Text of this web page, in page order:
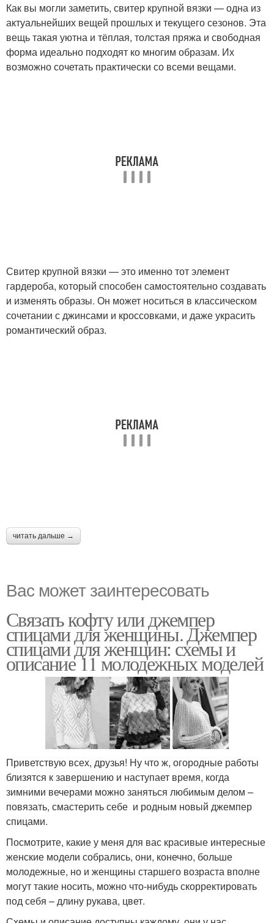
Как вы могли заметить, свитер крупной вязки — одна из
актуальнейших вещей прошлых и текущего сезонов. Эта
вещь такая уютна и тёплая, толстая пряжа и свободная
форма идеально подходят ко многим образам. Их
возможно сочетать практически со всеми вещами.
Свитер крупной вязки — это именно тот элемент
гардероба, который способен самостоятельно создавать
и изменять образы. Он может носиться в классическом
сочетании с джинсами и кроссовками, и даже украсить
романтический образ.
читать дальше →
Вас может заинтересовать
Связать кофту или джемпер
спицами для женщины. Джемпер
спицами для женщин: схемы и
описание 11 молодежных моделей
Приветствую всех, друзья! Ну что ж, огородные работы
близятся к завершению и наступает время, когда
зимними вечерами можно заняться любимым делом –
повязать, смастерить себе и родным новый джемпер
спицами.
Посмотрите, какие у меня для вас красивые интересные
женские модели собрались, они, конечно, больше
молодежные, но и женщины старшего возраста вполне
могут такие носить, можно что-нибудь скорректировать
под себя – длину рукава, цвет.